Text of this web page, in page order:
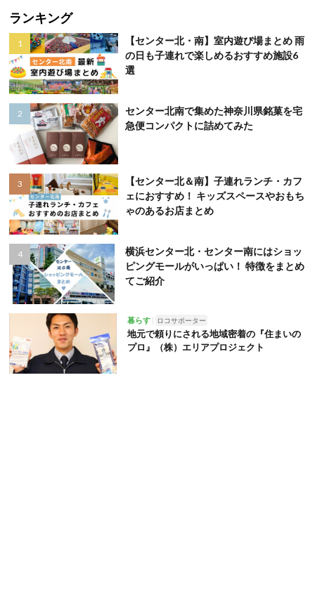
ランキング
【センター北・南】室内遊び場まとめ 雨
の日も子連れで楽しめるおすすめ施設6
選
センター北南で集めた神奈川県銘菓を宅
急便コンパクトに詰めてみた
【センター北＆南】子連れランチ・カフ
ェにおすすめ！ キッズスペースやおもち
ゃのあるお店まとめ
横浜センター北・センター南にはショッ
ピングモールがいっぱい！ 特徴をまとめ
てご紹介
暮らす ロコサポーター
地元で頼りにされる地域密着の『住まいの
プロ』（株）エリアプロジェクト